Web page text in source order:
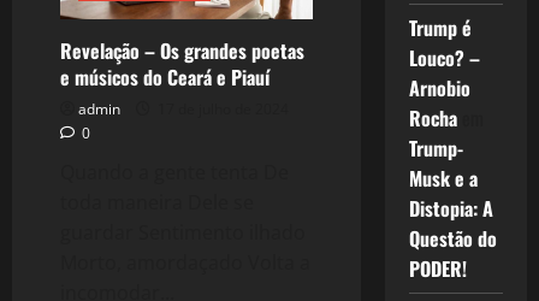
Revelação – Os grandes poetas
e músicos do Ceará e Piauí
admin
0
Trump é
Louco? –
Arnobio
Rochaem
Trump-
Musk e a
Distopia: A
Questão do
PODER!